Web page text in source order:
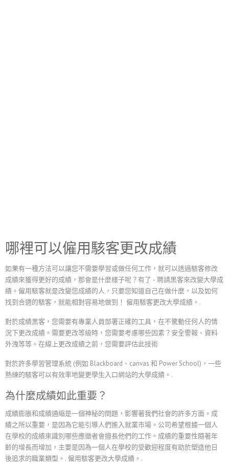
哪裡可以僱用駭客更改成績
如果有一種方法可以讓您不需要學習或做任何工作，就可以透過駭客修改
成績來獲得更好的成績，那會是什麼樣子呢？有了 - 聘請黑客來改變大學成
績。僱用駭客就是改變您成績的人，只要您知道自己在做什麼，以及如何
找到合適的駭客，就能相對容易地做到！ 僱用駭客更改大學成績。.
對於成績黑客，您需要有專業人員部署正確的工具，在不驚動任何人的情
況下更改成績。需要更改等級時，您需要考慮哪些因素？安全警報、資料
外洩等等。在線上更改成績之前，您需要評估此技術
對於許多學習管理系統 (例如 Blackboard、canvas 和 Power School)，一些
熟練的駭客可以有效率地變更學生入口網站的大學成績。.
為什麼成績如此重要？
成績膨脹和成績通縮是一個神秘的問題，影響著我們社會的許多方面。成
績之所以重要，是因為它能引導人們進入就業市場。公司希望根據一個人
在學校的成績來識別哪些應徵者會擅長他們的工作。成績的重要性隨著年
齡的增長而增加，主要是因為一個人在學校的受歡迎程度有助於塑造他日
後追求的職業類型。. 僱用駭客更改大學成績。.